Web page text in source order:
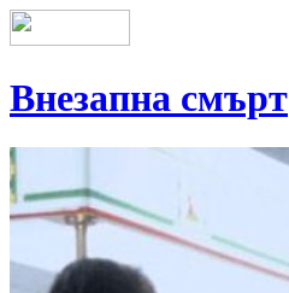
Внезапна смърт